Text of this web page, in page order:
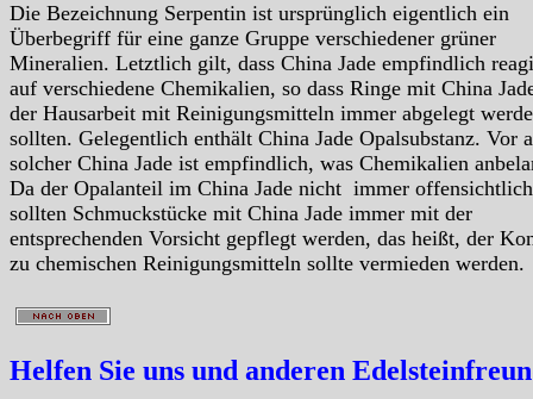
Die Bezeichnung Serpentin ist ursprünglich eigentlich ein
Überbegriff für eine ganze Gruppe verschiedener grüner
Mineralien. Letztlich gilt, dass China Jade empfindlich
auf verschiedene Chemikalien, so dass Ringe mit China
der Hausarbeit mit Reinigungsmitteln immer abgelegt
sollten. Gelegentlich enthält China Jade Opalsubstanz. Vor
solcher China Jade ist empfindlich, was Chemikalien
Da der Opalanteil im China Jade nicht immer
sollten Schmuckstücke mit China Jade immer mit der
entsprechenden Vorsicht gepflegt werden, das heißt, der
zu chemischen Reinigungsmitteln sollte vermieden werden.
Helfen Sie uns und anderen